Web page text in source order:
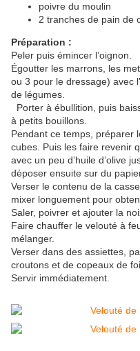
poivre du moulin
2 tranches de pain de
Préparation :
Peler puis émincer l’oignon.
Égoutter les marrons, les
ou 3 pour le dressage) avec
de légumes.
Porter à ébullition, puis
à petits bouillons.
Pendant ce temps, préparer
cubes. Puis les faire revenir
avec un peu d’huile d’olive
déposer ensuite sur du
Verser le contenu de la
mixer longuement pour
Saler, poivrer et ajouter la
Faire chauffer le velouté à
mélanger.
Verser dans des assiettes,
croutons et de copeaux de
Servir immédiatement.